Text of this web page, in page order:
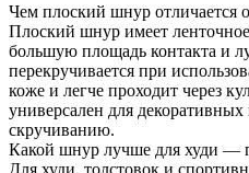
Чем плоский шнур отличается
Плоский шнур имеет
большую площадь контакта и
перекручивается при
коже и легче проходит через
универсален для
скручиванию.
Какой шнур лучше для худи —
Для худи, толстовок и